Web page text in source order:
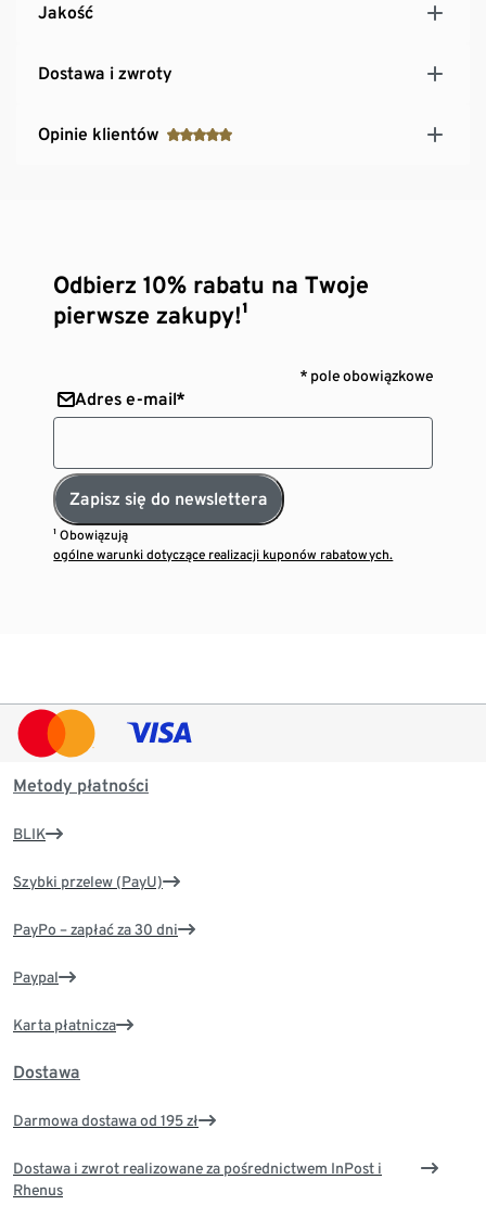
Jakość
Dostawa i zwroty
Opinie klientów
Odbierz 10% rabatu na Twoje
pierwsze zakupy!¹
* pole obowiązkowe
Adres e-mail*
Zapisz się do newslettera
¹ Obowiązują
ogólne warunki dotyczące realizacji kuponów rabatowych.
Metody płatności
BLIK
Szybki przelew (PayU)
PayPo – zapłać za 30 dni
Paypal
Karta płatnicza
Dostawa
Darmowa dostawa od 195 zł
Dostawa i zwrot realizowane za pośrednictwem InPost i
Rhenus